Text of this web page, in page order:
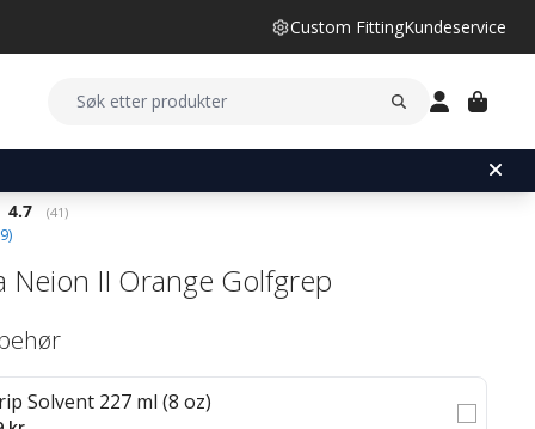
Custom FittingKundeservice
Gjennomsnittskarakter:
4.7 (stemmer:
41)
)
Neion II Orange Golfgrep
Solvent 227 ml (8 oz)